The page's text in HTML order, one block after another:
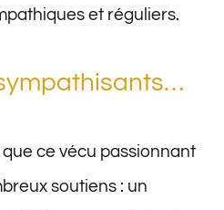
et réguliers.
que ce vécu passionnant
soutiens : un